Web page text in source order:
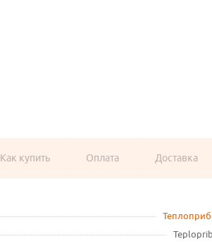
Как купить Оплата Доставка